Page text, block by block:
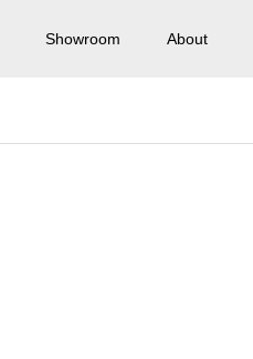
Showroom About